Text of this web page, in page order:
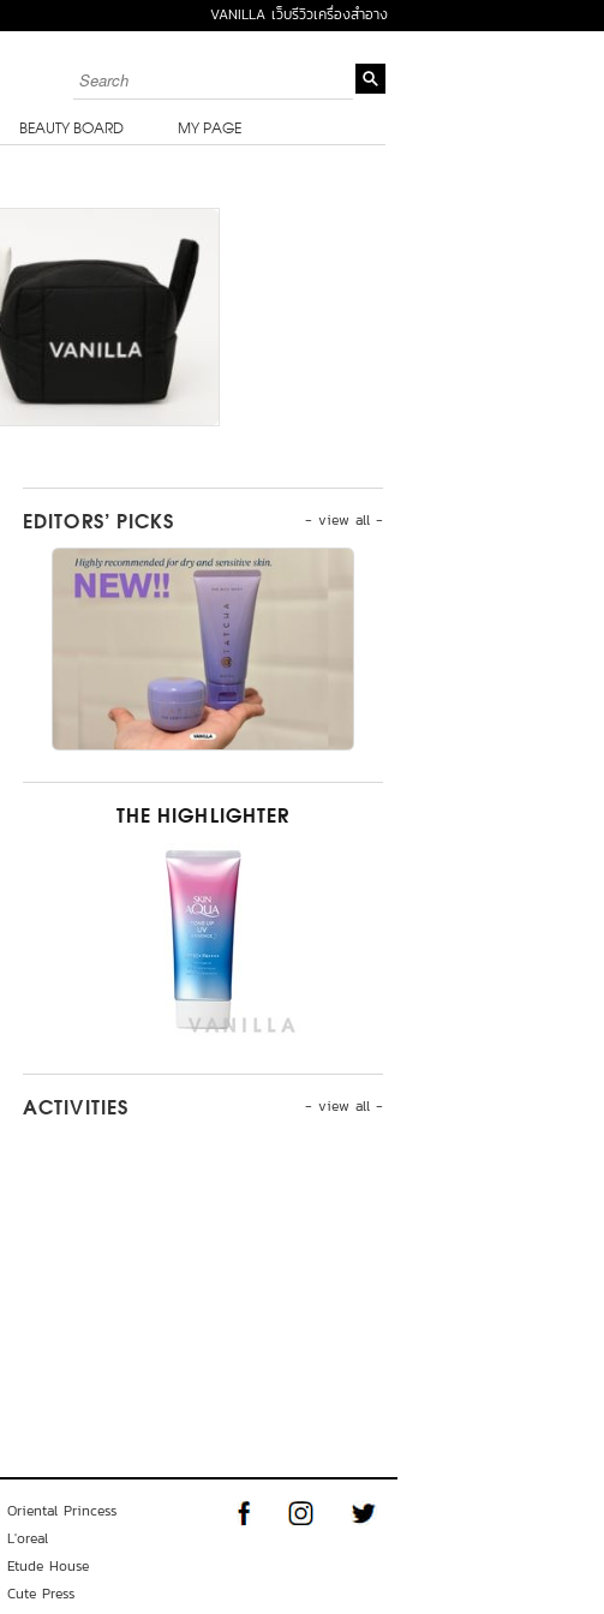
VANILLA เว็บรีวิวเครื่องสำอาง
BEAUTY BOARD MY PAGE
- view all -
EDITORS’ PICKS
THE HIGHLIGHTER
- view all -
ACTIVITIES
Oriental Princess
L'oreal
Etude House
Cute Press